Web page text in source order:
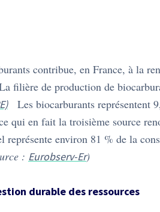
contribue, en France, à la
filière de production de
Les biocarburants représentent
qui en fait la troisième source
représente environ 81 % de la
: Eurobserv-Er)
durable des ressources